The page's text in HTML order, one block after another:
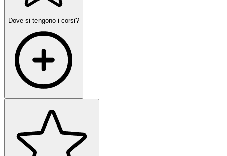
Dove si tengono i corsi?